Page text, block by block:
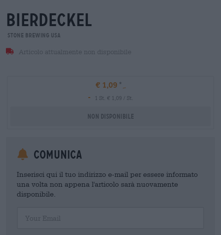
bierdeckel
Stone Brewing USA
Articolo attualmente non disponibile
€ 1,09
-
1 St. € 1,09 / St.
Non disponibile
Comunica
Inserisci qui il tuo indirizzo e-mail per essere informato
una volta non appena l'articolo sarà nuovamente
disponibile.